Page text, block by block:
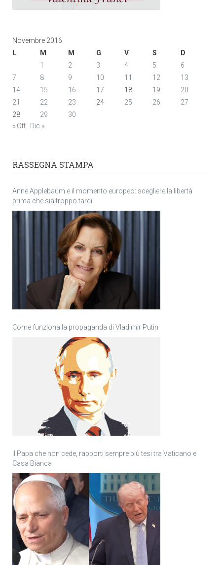
Novembre 2016
L
M M G V S
D
1
2 3 4 5
6
7
8 9 10 11 12
13
14
15 16 17 18 19
20
21
22 23 24 25 26
27
28
29
30
« Ott
Dic »
RASSEGNA STAMPA
Anne Applebaum e il momento europeo: scegliere la libertà
prima che sia troppo tardi
Come funziona la propaganda di Vladimir Putin
Il Papa che non cede, rapporti sempre più tesi tra Vaticano e
Casa Bianca